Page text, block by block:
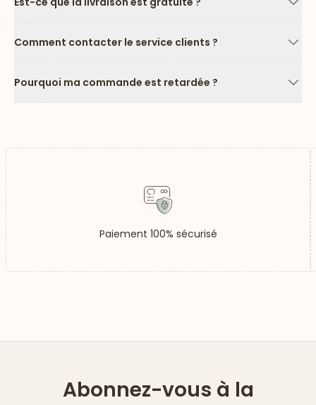
Comment contacter le service clients ?
Pourquoi ma commande est retardée ?
Paiement 100% sécurisé
Abonnez-vous à la